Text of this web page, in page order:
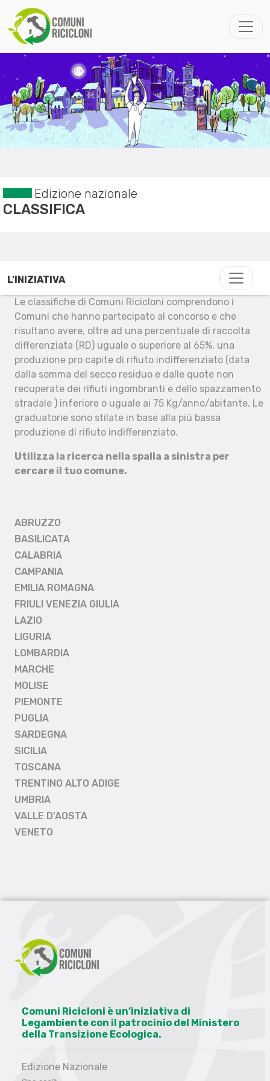
Edizione nazionale
CLASSIFICA
L’INIZIATIVA
Le classifiche di Comuni Ricicloni comprendono i
Comuni che hanno partecipato al concorso e che
risultano avere, oltre ad una percentuale di raccolta
differenziata (RD) uguale o superiore al 65%, una
produzione pro capite di rifiuto indifferenziato (data
dalla somma del secco residuo e dalle quote non
recuperate dei rifiuti ingombranti e dello spazzamento
stradale ) inferiore o uguale ai 75 Kg/anno/abitante. Le
graduatorie sono stilate in base alla più bassa
produzione di rifiuto indifferenziato.
Utilizza la ricerca nella spalla a sinistra per
cercare il tuo comune.
ABRUZZO
BASILICATA
CALABRIA
CAMPANIA
EMILIA ROMAGNA
FRIULI VENEZIA GIULIA
LAZIO
LIGURIA
LOMBARDIA
MARCHE
MOLISE
PIEMONTE
PUGLIA
SARDEGNA
SICILIA
TOSCANA
TRENTINO ALTO ADIGE
UMBRIA
VALLE D'AOSTA
VENETO
Comuni Ricicloni è un’iniziativa di
Legambiente con il patrocinio del Ministero
della Transizione Ecologica.
Edizione Nazionale